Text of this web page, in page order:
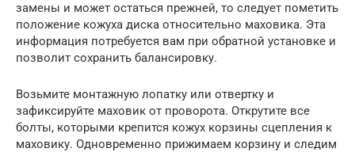
замены и может остаться прежней, то следует пометить
положение кожуха диска относительно маховика. Эта
информация потребуется вам при обратной установке и
позволит сохранить балансировку.
Возьмите монтажную лопатку или отвертку и
зафиксируйте маховик от проворота. Открутите все
болты, которыми крепится кожух корзины сцепления к
маховику. Одновременно прижимаем корзину и следим